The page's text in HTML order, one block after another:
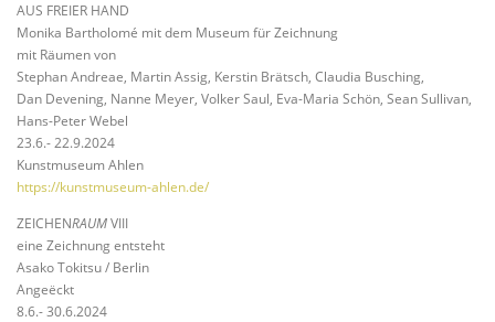
AUS FREIER HAND
Monika Bartholomé mit dem Museum für Zeichnung
mit Räumen von
Stephan Andreae, Martin Assig, Kerstin Brätsch, Claudia Busching,
Dan Devening, Nanne Meyer, Volker Saul, Eva-Maria Schön, Sean Sullivan,
Hans-Peter Webel
23.6.- 22.9.2024
Kunstmuseum Ahlen
https://kunstmuseum-ahlen.de/
ZEICHENRAUMVIII
eine Zeichnung entsteht
Asako Tokitsu / Berlin
Angeëckt
8.6.- 30.6.2024